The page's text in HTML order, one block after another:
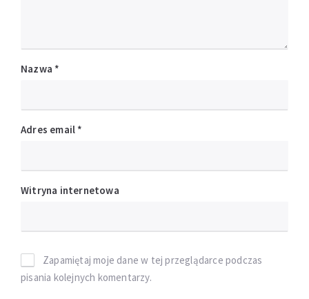
Nazwa *
Adres email *
Witryna internetowa
Zapamiętaj moje dane w tej przeglądarce podczas
pisania kolejnych komentarzy.